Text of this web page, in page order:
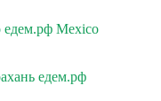
едем.рф Mexico
едем.рф